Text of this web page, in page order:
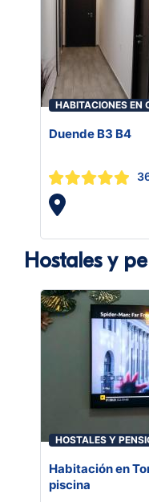
HABITACIONES EN
Duende B3 B4
Hostales y
HOSTALES Y
Habitación en
piscina